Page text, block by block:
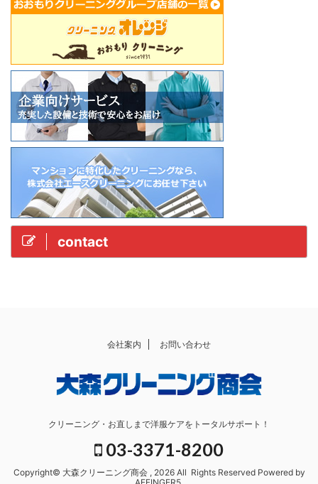
contact
会社案内 お問い合わせ
クリーニング・お直しまで洋服ケアをトータルサポート！
03-3371-8200
Copyright© 大森クリーニング商会 , 2026 All Rights Reserved Powered by